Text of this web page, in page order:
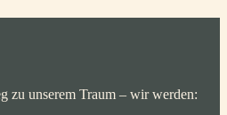
zu unserem Traum – wir werden: